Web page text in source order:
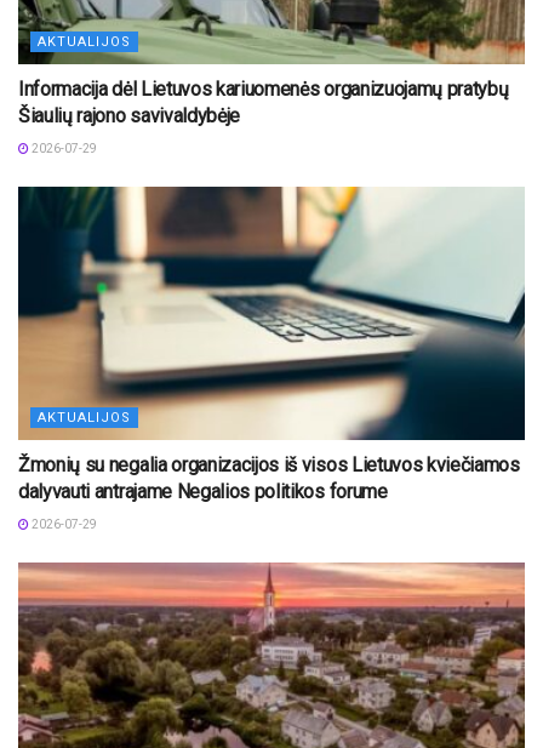
AKTUALIJOS
Informacija dėl Lietuvos kariuomenės organizuojamų pratybų
Šiaulių rajono savivaldybėje
2026-07-29
AKTUALIJOS
Žmonių su negalia organizacijos iš visos Lietuvos kviečiamos
dalyvauti antrajame Negalios politikos forume
2026-07-29